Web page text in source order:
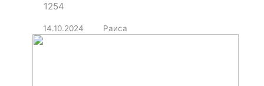
1254
14.10.2024 Раиса